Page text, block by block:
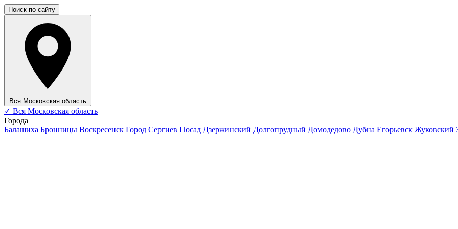
Поиск по сайту
Вся Московская область
✓ Вся Московская область
Города
Балашиха Бронницы Воскресенск Город Сергиев Посад Дзержинский Долгопрудный Домодедово Дубна Егорьевск Жуковский